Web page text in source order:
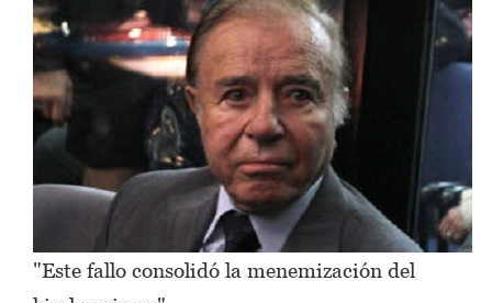
"Este fallo consolidó la menemización del